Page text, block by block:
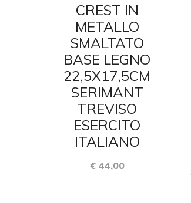
CREST IN
METALLO
SMALTATO
BASE LEGNO
22,5X17,5CM
SERIMANT
TREVISO
ESERCITO
ITALIANO
€ 44,00